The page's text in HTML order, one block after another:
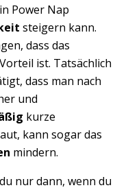
Power Nap
steigern kann.
dass das
ist. Tatsächlich
dass man nach
und
kurze
kann sogar das
mindern.
nur dann, wenn du